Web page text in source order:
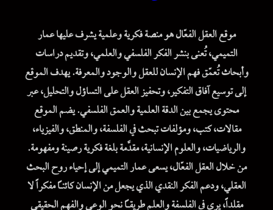
موقع العقل الفعّال هو منصة فكرية وعلمية يشرف عليها عمار
التميمي، تُعنى بنشر الفكر الفلسفي والعلمي، وتقديم دراسات
وأبحاث تُعمّق فهم الإنسان للعقل والوجود والمعرفة. يهدف الموقع
إلى توسيع آفاق التفكير، وتحفيز العقل على التساؤل والتحليل، عبر
محتوى يجمع بين الدقة العلمية والعمق الفلسفي. يضم الموقع
مقالات، كتب، ومؤلفات تبحث في الفلسفة، والمنطق، والفيزياء،
والرياضيات، والعلوم الإنسانية، مقدَّمة بلغة فكرية رصينة ومفهومة.
من خلال العقل الفعّال، يسعى عمار التميمي إلى إحياء روح البحث
العقلي، ودعم الفكر النقدي الذي يجعل من الإنسان كائناً مفكراً لا
مقلداً، يرى في الفلسفة والعلم طريقاً نحو الوعي والفهم الحقيقي